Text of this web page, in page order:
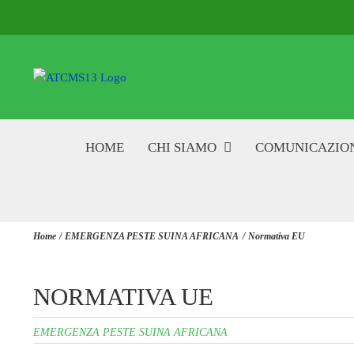
HOME CHI SIAMO
Home EMERGENZA PESTE SUINA AFRICANA Normativa EU
NORMATIVA UE
EMERGENZA PESTE SUINA AFRICANA